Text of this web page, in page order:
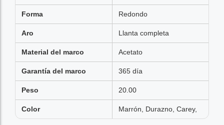
Forma Redondo
Aro Llanta completa
Material del marco Acetato
Garantía del marco 365 día
Peso 20.00
Color Marrón, Durazno, Carey,